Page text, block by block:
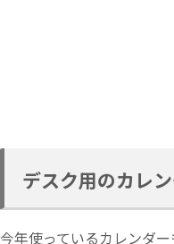
デスク用のカレ
今年使っているカレンダ